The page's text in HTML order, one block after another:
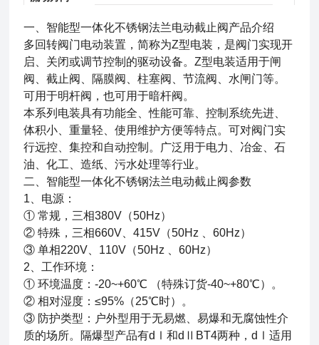
一、 智能型一体化不锈钢法兰电动截止阀产品介绍
多回转阀门电动装置，简称为Z型电装，是阀门实现开
启、关闭或调节控制的驱动设备。Z型电装适用于闸
阀、截止阀、隔膜阀、柱塞阀、节流阀、水闸门等。
可用于明杆阀，也可用于暗杆阀。
本系列电装具有功能全、性能可靠、控制系统先进、
体积小、重量轻、使用维护方便等特点。可对阀门实
行远控、集控和自动控制。广泛用于电力、冶金、石
油、化工、造纸、污水处理等行业。
二、 智能型一体化不锈钢法兰电动截止阀参数
1、电源：
① 常规，三相380V（50Hz）
② 特殊，三相660V、415V（50Hz 、60Hz）
③ 单相220V、110V（50Hz 、60Hz）
2、工作环境：
① 环境温度：-20~+60℃ （特殊订货-40~+80℃）。
② 相对湿度：≤95%（25℃时）。
③ 防护类型：户外型用于无易燃、易爆和无腐蚀性介
质的场所。隔爆型产品有dⅠ和dⅡBT4两种，dⅠ适用